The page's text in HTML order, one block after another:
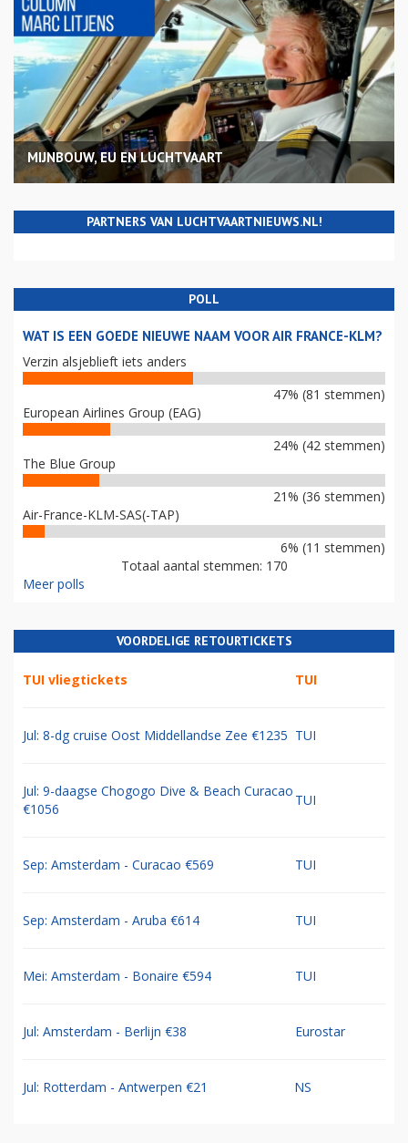
MIJNBOUW, EU EN LUCHTVAART
PARTNERS VAN LUCHTVAARTNIEUWS.NL!
POLL
WAT IS EEN GOEDE NIEUWE NAAM VOOR AIR FRANCE-KLM?
Verzin alsjeblieft iets anders
47% (81 stemmen)
European Airlines Group (EAG)
24% (42 stemmen)
The Blue Group
21% (36 stemmen)
Air-France-KLM-SAS(-TAP)
6% (11 stemmen)
Totaal aantal stemmen: 170
Meer polls
VOORDELIGE RETOURTICKETS
TUI vliegtickets TUI
Jul: 8-dg cruise Oost Middellandse Zee €1235 TUI
Jul: 9-daagse Chogogo Dive & Beach Curacao
€1056
TUI
Sep: Amsterdam - Curacao €569 TUI
Sep: Amsterdam - Aruba €614 TUI
Mei: Amsterdam - Bonaire €594 TUI
Jul: Amsterdam - Berlijn €38 Eurostar
Jul: Rotterdam - Antwerpen €21 NS